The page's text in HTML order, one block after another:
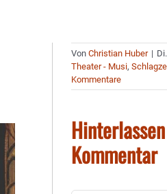
VonChristian Huber |
Theater - Musi,
Kommentare
Kommentar